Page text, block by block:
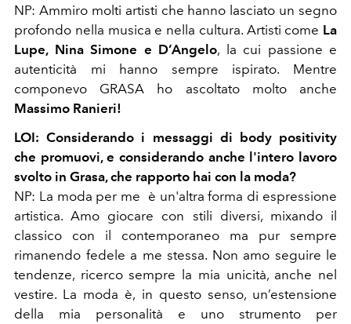
NP: Ammiro molti artisti che hanno lasciato un segno
profondo nella musica e nella cultura. Artisti come La
Lupe, Nina Simone e D’Angelo, la cui passione e
autenticità mi hanno sempre ispirato. Mentre
componevo GRASA ho ascoltato molto anche
Massimo Ranieri!
LOI: Considerando i messaggi di body positivity
che promuovi, e considerando anche l'intero lavoro
svolto in Grasa, che rapporto hai con la moda?
NP: La moda per me è un'altra forma di espressione
artistica. Amo giocare con stili diversi, mixando il
classico con il contemporaneo ma pur sempre
rimanendo fedele a me stessa. Non amo seguire le
tendenze, ricerco sempre la mia unicità, anche nel
vestire. La moda è, in questo senso, un’estensione
della mia personalità e uno strumento per